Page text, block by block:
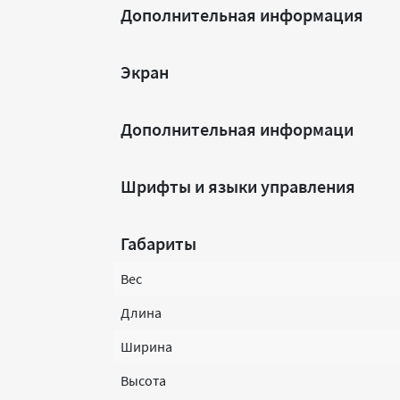
Дополнительная информация
Экран
Дополнительная информаци
Шрифты и языки управления
Габариты
Вес
Длина
Ширина
Высота